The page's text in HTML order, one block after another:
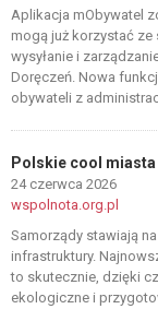
Aplikacja mObywatel
mogą już korzystać
wysyłanie i
Doręczeń. Nowa
obywateli z
Polskie cool miasta
24 czerwca 2026
wspolnota.org.pl
Samorządy stawiają
infrastruktury.
to skutecznie, dzięki
ekologiczne i